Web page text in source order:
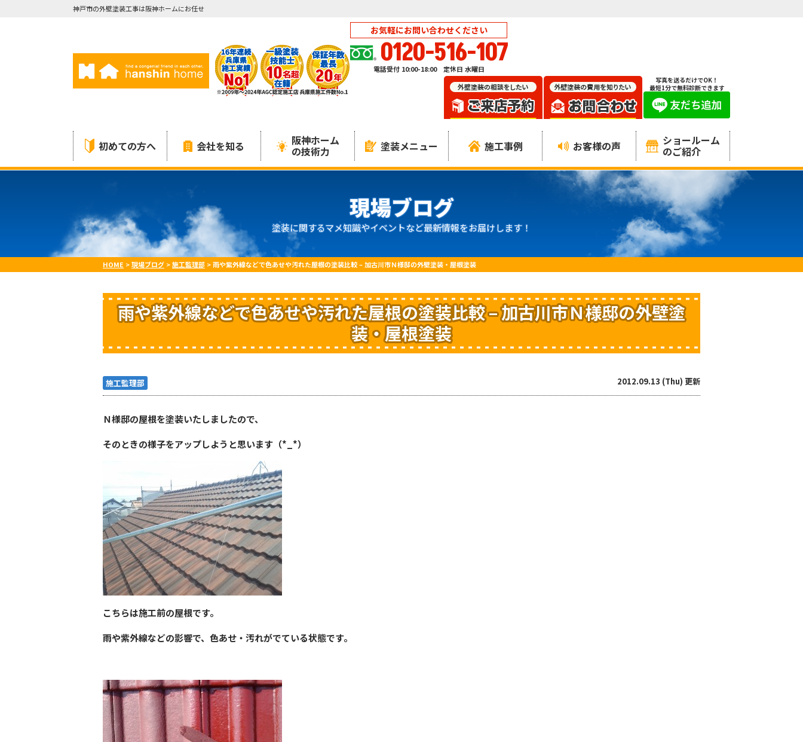
神戸市の外壁塗装工事は阪神ホームにお任せ
お気軽にお問い合わせください
0120-516-107
電話受付 10:00-18:00 定休日 水曜日
写真を送るだけでOK！
最短1分で無料診断できます
初めての方へ 会社を知る 阪神ホーム
の技術力 塗装メニュー 施工事例 お客様の声 ショールーム
のご紹介
現場ブログ
塗装に関するマメ知識やイベントなど最新情報をお届けします！
HOME >現場ブログ >施工監理部 >雨や紫外線などで色あせや汚れた屋根の塗装比較 – 加古川市Ｎ様邸の外壁塗装・屋根塗装
雨や紫外線などで色あせや汚れた屋根の塗装比較 – 加古川市Ｎ様邸の外壁塗
装・屋根塗装
施工監理部 2012.09.13 (Thu) 更新
Ｎ様邸の屋根を塗装いたしましたので、
そのときの様子をアップしようと思います（*_*）
こちらは施工前の屋根です。
雨や紫外線などの影響で、色あせ・汚れがでている状態です。